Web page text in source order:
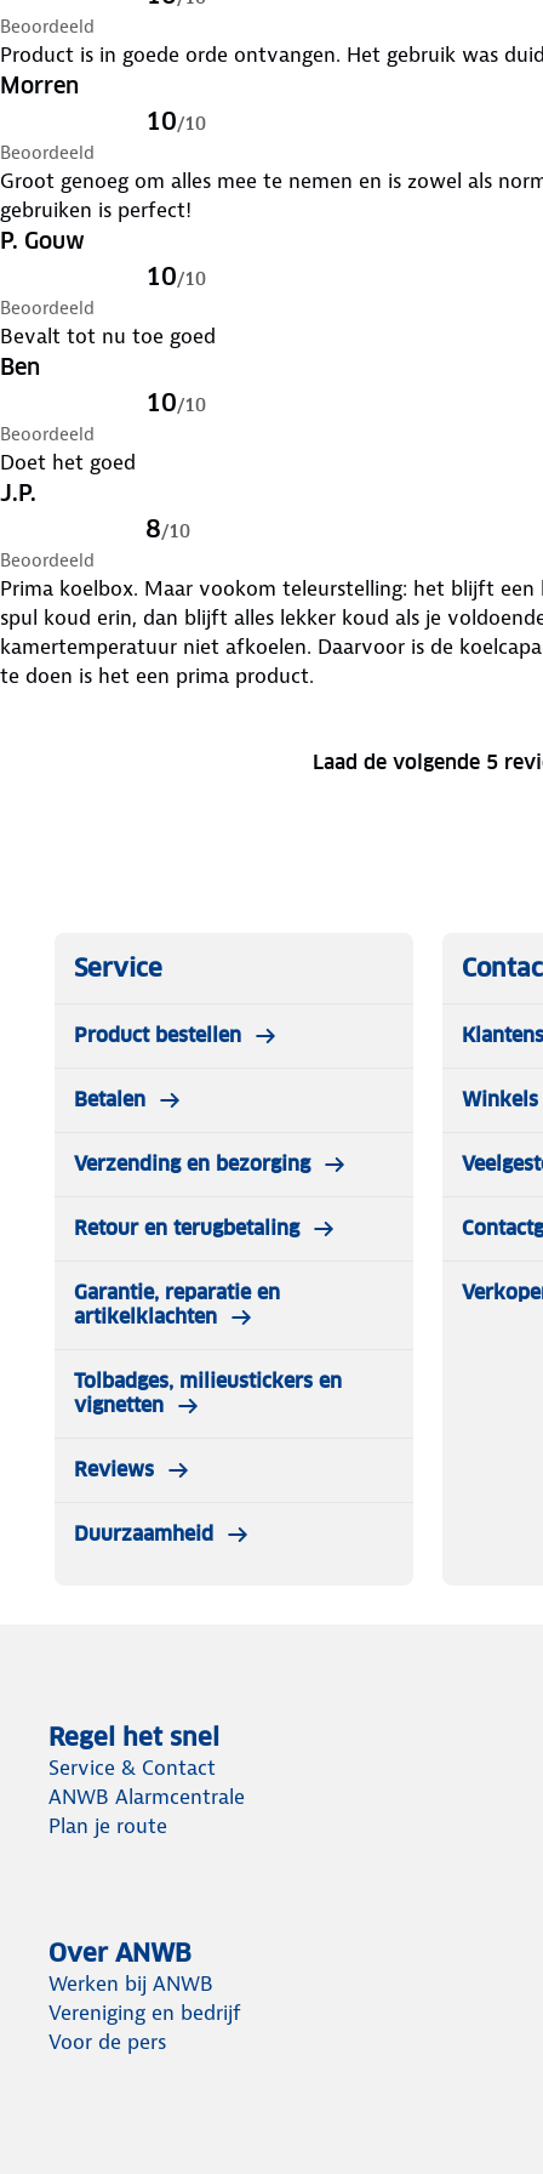
Beoordeeld
Product is in goede orde ontvangen. Het gebruik was
Morren
10/10
Beoordeeld
Groot genoeg om alles mee te nemen en is zowel als
gebruiken is perfect!
P. Gouw
10/10
Beoordeeld
Bevalt tot nu toe goed
Ben
10/10
Beoordeeld
Doet het goed
J.P.
8/10
Beoordeeld
Prima koelbox. Maar vookom teleurstelling: het blijft een
spul koud erin, dan blijft alles lekker koud als je
kamertemperatuur niet afkoelen. Daarvoor is de
te doen is het een prima product.
Laad de volgende 5
Service
Product bestellen
Betalen
Verzending en bezorging
Retour en terugbetaling
Garantie, reparatie en
artikelklachten
Tolbadges, milieustickers en
vignetten
Reviews
Duurzaamheid
Regel het snel
Service & Contact
ANWB Alarmcentrale
Plan je route
Over ANWB
Werken bij ANWB
Vereniging en bedrijf
Voor de pers